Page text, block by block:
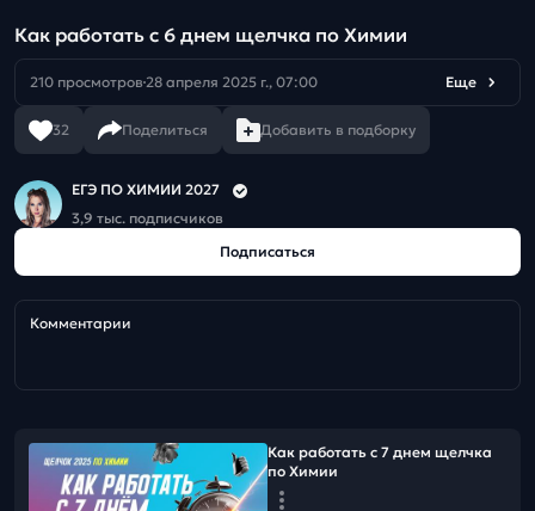
Как работать с 6 днем щелчка по Химии
210 просмотров 28 апреля 2025 г., 07:00 Еще
32 Поделиться Добавить в подборку
ЕГЭ ПО ХИМИИ 2027
3,9 тыс. подписчиков
Подписаться
Комментарии
Как работать с 7 днем щелчка
по Химии